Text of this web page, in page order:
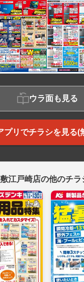
ウラ面も見る
プリでチラシを見る(
江戸崎店の他のチラ